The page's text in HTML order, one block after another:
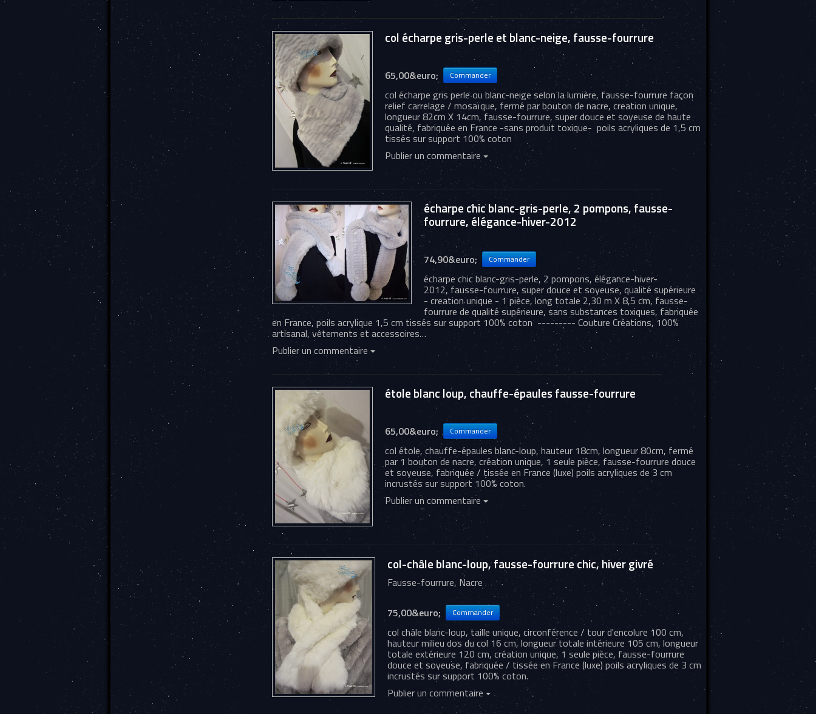
col écharpe gris-perle et blanc-neige, fausse-fourrure
65,00&euro;
col écharpe gris perle ou blanc-neige selon la lumière, fausse-fourrure façon
relief carrelage / mosaïque, fermé par bouton de nacre, creation unique,
longueur 82cm X 14cm, fausse-fourrure, super douce et soyeuse de haute
qualité, fabriquée en France -sans produit toxique- poils acryliques de 1,5 cm
tissés sur support 100% coton
Publier un commentaire
écharpe chic blanc-gris-perle, 2 pompons, fausse-
fourrure, élégance-hiver-2012
74,90&euro;
écharpe chic blanc-gris-perle, 2 pompons, élégance-hiver-
2012, fausse-fourrure, super douce et soyeuse, qualité supérieure
- creation unique - 1 pièce, long totale 2,30 m X 8,5 cm, fausse-
fourrure de qualité supérieure, sans substances toxiques, fabriquée
en France, poils acrylique 1,5 cm tissés sur support 100% coton --------- Couture Créations, 100%
artisanal, vêtements et accessoires…
Publier un commentaire
étole blanc loup, chauffe-épaules fausse-fourrure
65,00&euro;
col étole, chauffe-épaules blanc-loup, hauteur 18cm, longueur 80cm, fermé
par 1 bouton de nacre, création unique, 1 seule pièce, fausse-fourrure douce
et soyeuse, fabriquée / tissée en France (luxe) poils acryliques de 3 cm
incrustés sur support 100% coton.
Publier un commentaire
col-châle blanc-loup, fausse-fourrure chic, hiver givré
Fausse-fourrure, Nacre
75,00&euro;
col châle blanc-loup, taille unique, circonférence / tour d'encolure 100 cm,
hauteur milieu dos du col 16 cm, longueur totale intérieure 105 cm, longueur
totale extérieure 120 cm, création unique, 1 seule pièce, fausse-fourrure
douce et soyeuse, fabriquée / tissée en France (luxe) poils acryliques de 3 cm
incrustés sur support 100% coton.
Publier un commentaire